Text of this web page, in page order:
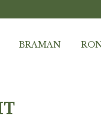
BRAMAN